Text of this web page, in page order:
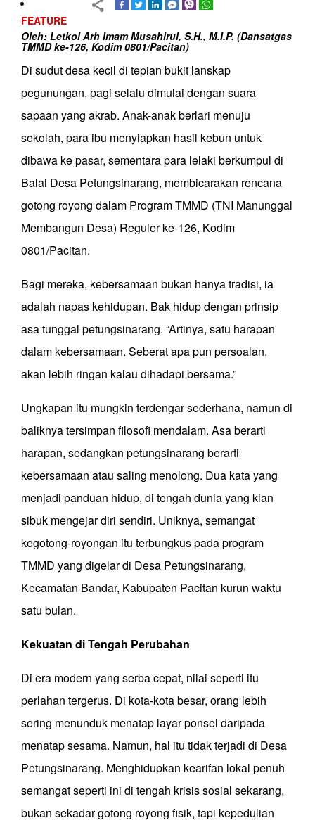
FEATURE
Oleh: Letkol Arh Imam Musahirul, S.H., M.I.P. (Dansatgas
TMMD ke-126, Kodim0801/Pacitan)
Di sudut desa kecil di tepian bukit lanskap
pegunungan, pagi selalu dimulai dengan suara
sapaan yang akrab. Anak-anak berlari menuju
sekolah, para ibu menyiapkan hasil kebun untuk
dibawa ke pasar, sementara para lelaki berkumpul di
Balai Desa Petungsinarang, membicarakan rencana
gotong royong dalam Program TMMD (TNI Manunggal
Membangun Desa) Reguler ke-126, Kodim
0801/Pacitan.
Bagi mereka, kebersamaan bukan hanya tradisi, ia
adalah napas kehidupan. Bak hidup dengan prinsip
asa tunggal petungsinarang. “Artinya, satu harapan
dalam kebersamaan. Seberat apa pun persoalan,
akan lebih ringan kalau dihadapi bersama.”
Ungkapan itu mungkin terdengar sederhana, namun di
baliknya tersimpan filosofi mendalam. Asa berarti
harapan, sedangkan petungsinarang berarti
kebersamaan atau saling menolong. Dua kata yang
menjadi panduan hidup, di tengah dunia yang kian
sibuk mengejar diri sendiri. Uniknya, semangat
kegotong-royongan itu terbungkus pada program
TMMD yang digelar di Desa Petungsinarang,
Kecamatan Bandar, Kabupaten Pacitan kurun waktu
satu bulan.
Kekuatan di Tengah Perubahan
Di era modern yang serba cepat, nilai seperti itu
perlahan tergerus. Di kota-kota besar, orang lebih
sering menunduk menatap layar ponsel daripada
menatap sesama. Namun, hal itu tidak terjadi di Desa
Petungsinarang. Menghidupkan kearifan lokal penuh
semangat seperti ini di tengah krisis sosial sekarang,
bukan sekadar gotong royong fisik, tapi kepedulian